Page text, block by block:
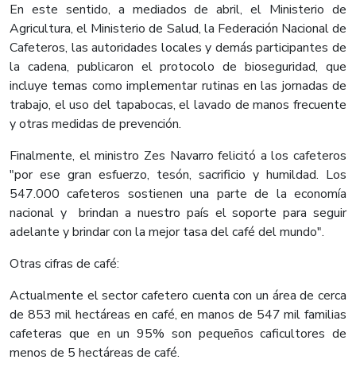
En este sentido, a mediados de abril, el Ministerio de
Agricultura, el Ministerio de Salud, la Federación Nacional de
Cafeteros, las autoridades locales y demás participantes de
la cadena, publicaron el protocolo de bioseguridad, que
incluye temas como implementar rutinas en las jornadas de
trabajo, el uso del tapabocas, el lavado de manos frecuente
y otras medidas de prevención.
Finalmente, el ministro Zes Navarro felicitó a los cafeteros
"por ese gran esfuerzo, tesón, sacrificio y humildad. Los
547.000 cafeteros sostienen una parte de la economía
nacional y brindan a nuestro país el soporte para seguir
adelante y brindar con la mejor tasa del café del mundo".
Otras cifras de café:
Actualmente el sector cafetero cuenta con un área de cerca
de 853 mil hectáreas en café, en manos de 547 mil familias
cafeteras que en un 95% son pequeños caficultores de
menos de 5 hectáreas de café.